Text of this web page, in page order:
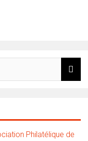
Philatélique de